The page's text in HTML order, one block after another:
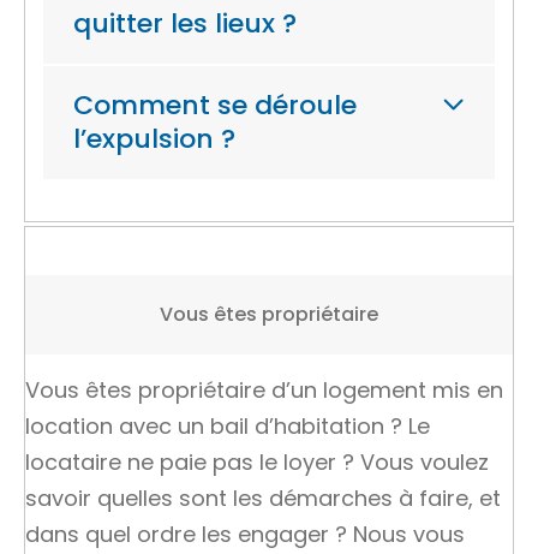
quitter les lieux ?
Comment se déroule
l’expulsion ?
Vous êtes propriétaire
Vous êtes propriétaire d’un logement mis en
location avec un bail d’habitation ? Le
locataire ne paie pas le loyer ? Vous voulez
savoir quelles sont les démarches à faire, et
dans quel ordre les engager ? Nous vous